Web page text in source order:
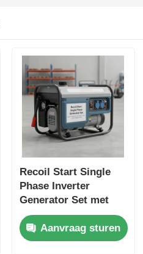
Recoil Start Single
Phase Inverter
Generator Set met
geluidsniveau 62 DB
Ideaal voor bouw en
noodstroom
Aanvraag sturen